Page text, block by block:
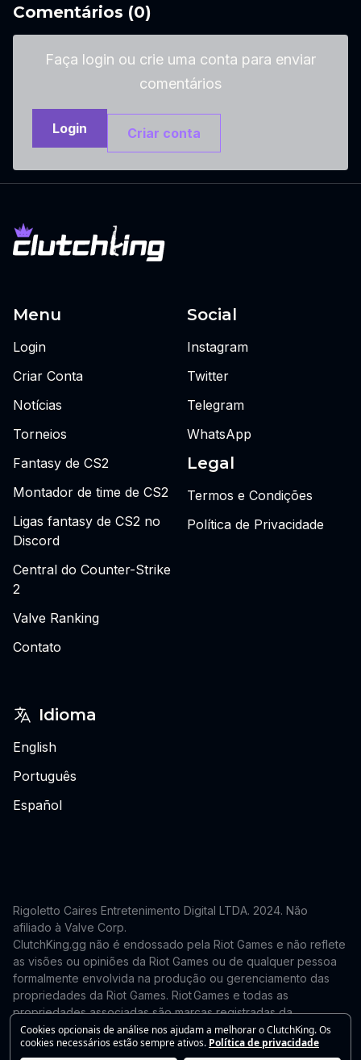
Cookies opcionais de análise nos ajudam a melhorar o ClutchKing. Os
cookies necessários estão sempre ativos. Política de privacidade
Comentários (0)
Faça login ou crie uma conta para enviar
comentários
Login Criar conta
Menu
Login
Criar Conta
Notícias
Torneios
Fantasy de CS2
Montador de time de CS2
Ligas fantasy de CS2 no
Discord
Central do Counter-Strike
2
Valve Ranking
Contato
Social
Instagram
Twitter
Telegram
WhatsApp
Legal
Termos e Condições
Política de Privacidade
Idioma
English
Português
Español
Rigoletto Caires Entretenimento Digital LTDA. 2024. Não
afiliado à Valve Corp.
ClutchKing.gg não é endossado pela Riot Games e não reflete
as visões ou opiniões da Riot Games ou de qualquer pessoa
formalmente envolvida na produção ou gerenciamento das
propriedades da Riot Games. Riot Games e todas as
propriedades associadas são marcas registradas da
Riot Games, Inc. Este site é independente e não é endossado
nem afiliado à Riot Games. Para solicitações de remoção ou